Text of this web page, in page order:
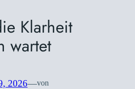
Klarheit
wartet
2026—von